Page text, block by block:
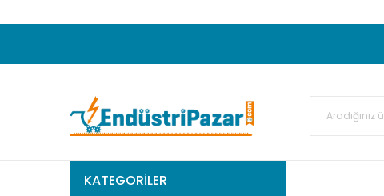
20.000TL ve Üzeri Alışverişlerinizde KARGO
KATEGORİLER